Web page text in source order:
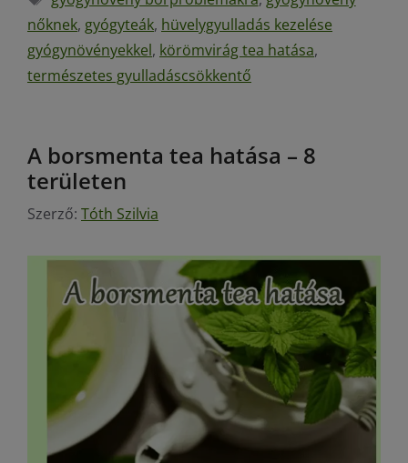
nőknek, gyógyteák, hüvelygyulladás kezelése
gyógynövényekkel, körömvirág tea hatása,
természetes gyulladáscsökkentő
A borsmenta tea hatása – 8
területen
Szerző: Tóth Szilvia